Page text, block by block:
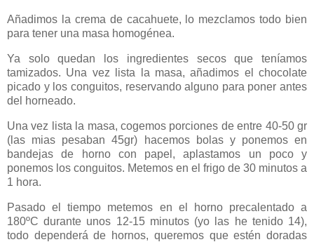
Añadimos la crema de cacahuete, lo mezclamos todo bien
para tener una masa homogénea.
Ya solo quedan los ingredientes secos que teníamos
tamizados. Una vez lista la masa, añadimos el chocolate
picado y los conguitos, reservando alguno para poner antes
del horneado.
Una vez lista la masa, cogemos porciones de entre 40-50 gr
(las mias pesaban 45gr) hacemos bolas y ponemos en
bandejas de horno con papel, aplastamos un poco y
ponemos los conguitos. Metemos en el frigo de 30 minutos a
1 hora.
Pasado el tiempo metemos en el horno precalentado a
180ºC durante unos 12-15 minutos (yo las he tenido 14),
todo dependerá de hornos, queremos que estén doradas